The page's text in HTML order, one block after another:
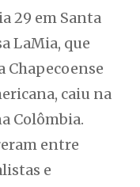
29 em Santa
LaMia, que
Chapecoense
caiu na
Colômbia.
entre
e